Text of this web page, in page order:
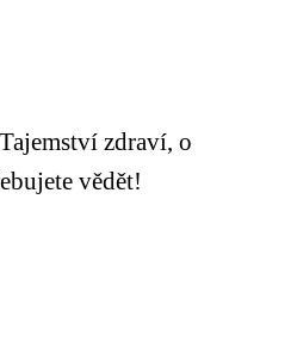
zdraví, o
vědět!